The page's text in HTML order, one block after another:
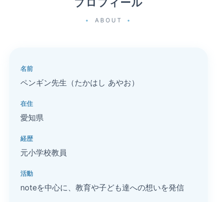
ABOUT
名前
ペンギン先生（たかはし あやお）
在住
愛知県
経歴
元小学校教員
活動
noteを中心に、教育や子ども達への想いを発信